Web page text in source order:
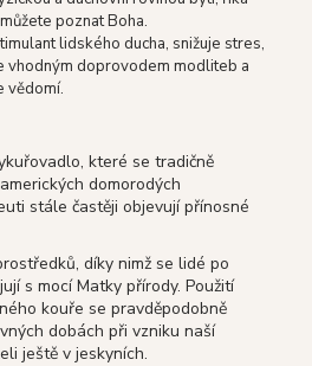
poznat Boha.
lidského ducha, snižuje stres,
vhodným doprovodem modliteb a
vědomí.
které se tradičně
domorodých
stále častěji objevují přínosné
díky nimž se lidé po
s mocí Matky přírody. Použití
kouře se pravděpodobně
dobách při vzniku naší
ještě v jeskyních.